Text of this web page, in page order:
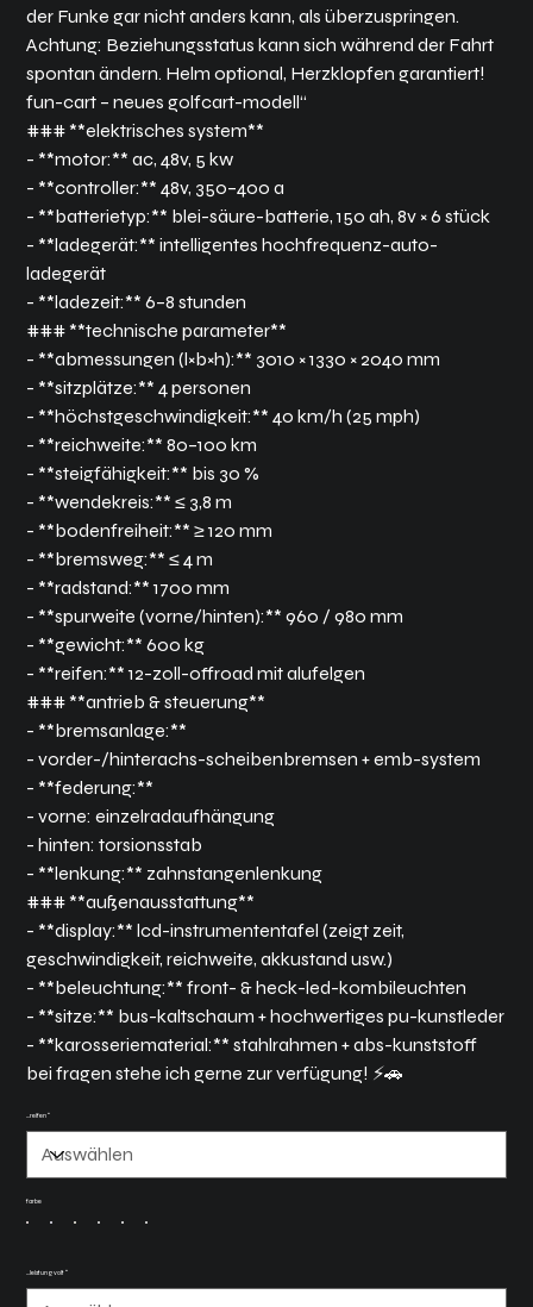
der Funke gar nicht anders kann, als überzuspringen.
Achtung: Beziehungsstatus kann sich während der Fahrt
spontan ändern. Helm optional, Herzklopfen garantiert!
fun-cart – neues golfcart-modell“
### **elektrisches system**
- **motor:** ac, 48v, 5 kw
- **controller:** 48v, 350–400 a
- **batterietyp:** blei-säure-batterie, 150 ah, 8v × 6 stück
- **ladegerät:** intelligentes hochfrequenz-auto-
ladegerät
- **ladezeit:** 6–8 stunden
### **technische parameter**
- **abmessungen (l×b×h):** 3010 × 1330 × 2040 mm
- **sitzplätze:** 4 personen
- **höchstgeschwindigkeit:** 40 km/h (25 mph)
- **reichweite:** 80–100 km
- **steigfähigkeit:** bis 30 %
- **wendekreis:** ≤ 3,8 m
- **bodenfreiheit:** ≥ 120 mm
- **bremsweg:** ≤ 4 m
- **radstand:** 1700 mm
- **spurweite (vorne/hinten):** 960 / 980 mm
- **gewicht:** 600 kg
- **reifen:** 12-zoll-offroad mit alufelgen
### **antrieb & steuerung**
- **bremsanlage:**
- vorder-/hinterachs-scheibenbremsen + emb-system
- **federung:**
- vorne: einzelradaufhängung
- hinten: torsionsstab
- **lenkung:** zahnstangenlenkung
### **außenausstattung**
- **display:** lcd-instrumententafel (zeigt zeit,
geschwindigkeit, reichweite, akkustand usw.)
- **beleuchtung:** front- & heck-led-kombileuchten
- **sitze:** bus-kaltschaum + hochwertiges pu-kunstleder
- **karosseriematerial:** stahlrahmen + abs-kunststoff
bei fragen stehe ich gerne zur verfügung! ⚡🚗
…reifen“
farbe
…leistung volt“